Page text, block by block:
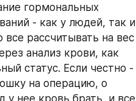
гормональных
- как у людей, так и
все рассчитывать на вес
анализ крови, как
статус. Если честно -
на операцию, о
у нее кровь брать, и все